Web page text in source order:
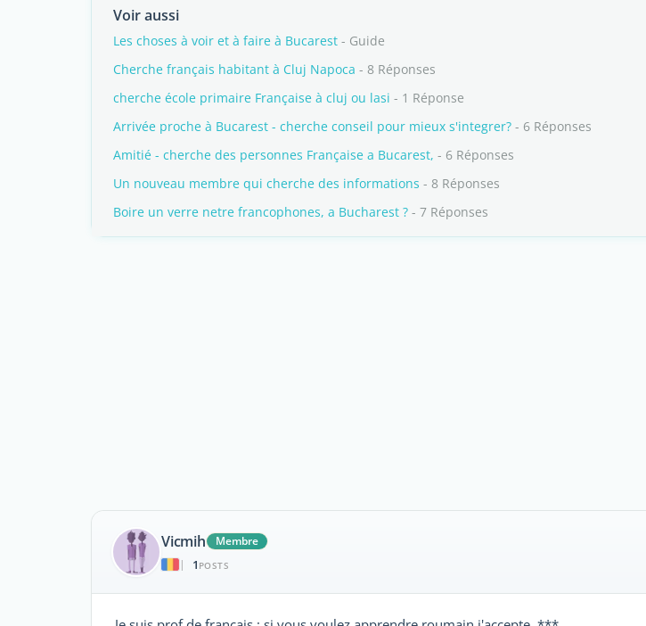
Voir aussi
Les choses à voir et à faire à Bucarest - Guide
Cherche français habitant à Cluj Napoca - 8 Réponses
cherche école primaire Française à cluj ou lasi - 1 Réponse
Arrivée proche à Bucarest - cherche conseil pour mieux s'integrer? - 6 Réponses
Amitié - cherche des personnes Française a Bucarest, - 6 Réponses
Un nouveau membre qui cherche des informations - 8 Réponses
Boire un verre netre francophones, a Bucharest ? - 7 Réponses
Vicmih
Membre
|
1 POSTS